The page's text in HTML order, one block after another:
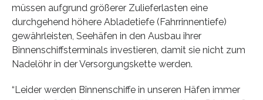
müssen aufgrund größerer Zulieferlasten eine
durchgehend höhere Abladetiefe (Fahrrinnentiefe)
gewährleisten, Seehäfen in den Ausbau ihrer
Binnenschiffsterminals investieren, damit sie nicht zum
Nadelöhr in der Versorgungskette werden.
“Leider werden Binnenschiffe in unseren Häfen immer